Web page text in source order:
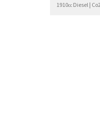
1910cc Diesel |